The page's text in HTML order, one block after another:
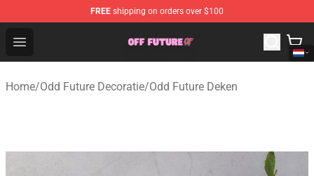
FREE shipping on orders over $100
Open menu
Odd Future Store - Official Odd Future Merchandise Shop
Home/Odd Future Decoratie/Odd Future Deken